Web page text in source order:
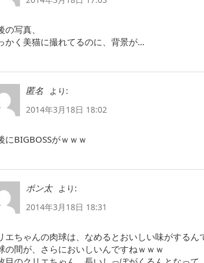
の写真、
かく美猫に撮れてるのに、背景が…
匿名
より:
2014年3月18日 18:02
にBIGBOSSがｗｗｗ
ポン太
より:
2014年3月18日 18:31
エちゃんの肉球は、なめるとおいしい味がするん
の間が、さらにおいしいんですねｗｗｗ